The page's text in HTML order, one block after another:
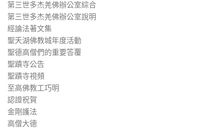
第三世多杰羌佛辦公室綜合
第三世多杰羌佛辦公室說明
經論法著文集
聖天湖佛教城年度活動
聖德高僧們的重要答覆
聖蹟寺公告
聖蹟寺視頻
至高佛教工巧明
認證祝賀
金剛護法
高僧大德